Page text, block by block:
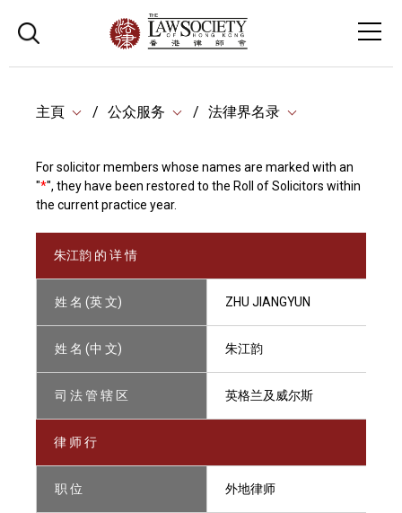
主頁 公众服务 法律界名录
For solicitor members whose names are marked with an
"*", they have been restored to the Roll of Solicitors within
the current practice year.
朱江韵 的 详 情
姓 名 (英 文) ZHU JIANGYUN
姓 名 (中 文) 朱江韵
司 法 管 辖 区 英格兰及威尔斯
律 师 行
职 位 外地律师